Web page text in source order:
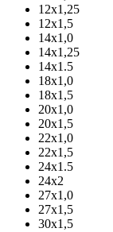
12х1,25
12х1,5
14х1,0
14х1,25
14х1.5
18х1,0
18х1,5
20х1,0
20х1,5
22х1,0
22х1,5
24х1.5
24х2
27х1,0
27х1,5
30х1,5